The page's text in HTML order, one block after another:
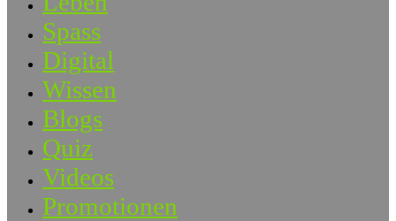
Spass
Digital
Wissen
Blogs
Quiz
Videos
Promotionen